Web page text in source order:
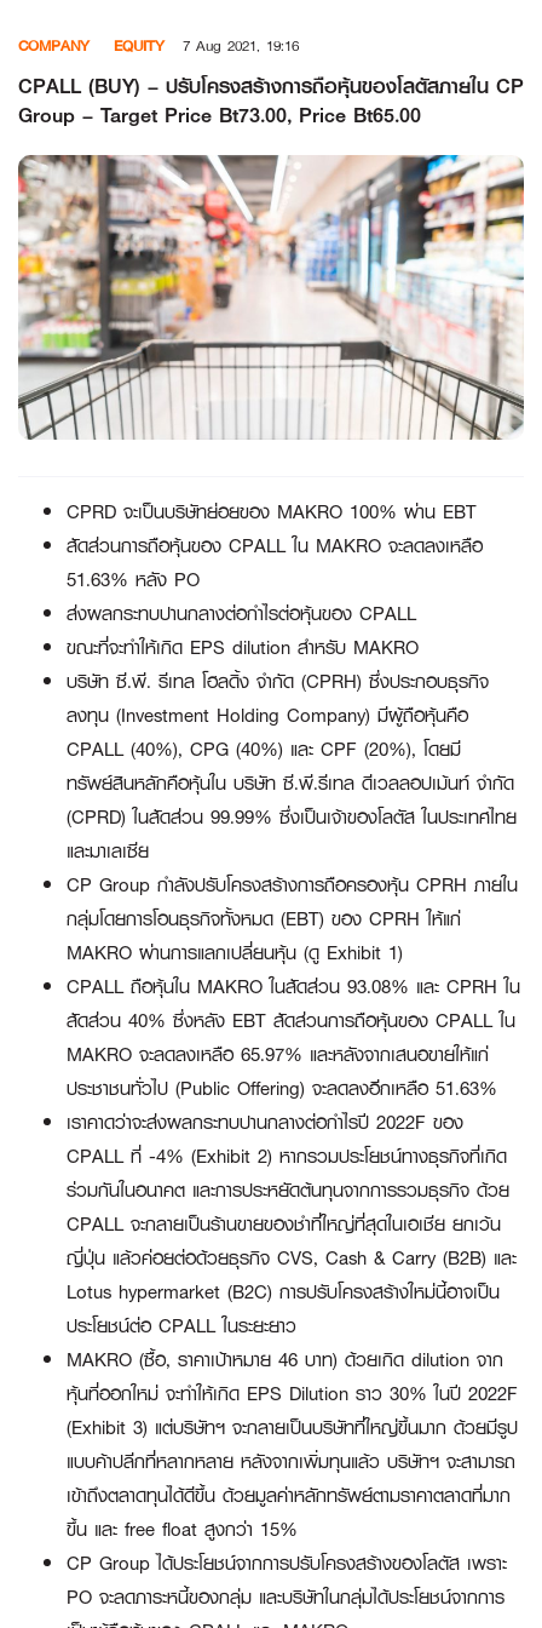
content
COMPANY EQUITY 7 Aug 2021, 19:16
CPALL (BUY) – ปรับโครงสร้างการถือหุ้นของโลตัสภายใน CP
Group – Target Price Bt73.00, Price Bt65.00
CPRD จะเป็นบริษัทย่อยของ MAKRO 100% ผ่าน EBT
สัดส่วนการถือหุ้นของ CPALL ใน MAKRO จะลดลงเหลือ
51.63% หลัง PO
ส่งผลกระทบปานกลางต่อกำไรต่อหุ้นของ CPALL
ขณะที่จะทำให้เกิด EPS dilution สำหรับ MAKRO
บริษัท ซี.พี. รีเทล โฮลดิ้ง จำกัด (CPRH) ซึ่งประกอบธุรกิจ
ลงทุน (Investment Holding Company) มีผู้ถือหุ้นคือ
CPALL (40%), CPG (40%) และ CPF (20%), โดยมี
ทรัพย์สินหลักคือหุ้นใน บริษัท ซี.พี.รีเทล ดีเวลลอปเม้นท์ จำกัด
(CPRD) ในสัดส่วน 99.99% ซึ่งเป็นเจ้าของโลตัส ในประเทศไทย
และมาเลเซีย
CP Group กำลังปรับโครงสร้างการถือครองหุ้น CPRH ภายใน
กลุ่มโดยการโอนธุรกิจทั้งหมด (EBT) ของ CPRH ให้แก่
MAKRO ผ่านการแลกเปลี่ยนหุ้น (ดู Exhibit 1)
CPALL ถือหุ้นใน MAKRO ในสัดส่วน 93.08% และ CPRH ใน
สัดส่วน 40% ซึ่งหลัง EBT สัดส่วนการถือหุ้นของ CPALL ใน
MAKRO จะลดลงเหลือ 65.97% และหลังจากเสนอขายให้แก่
ประชาชนทั่วไป (Public Offering) จะลดลงอีกเหลือ 51.63%
เราคาดว่าจะส่งผลกระทบปานกลางต่อกำไรปี 2022F ของ
CPALL ที่ -4% (Exhibit 2) หากรวมประโยชน์ทางธุรกิจที่เกิด
ร่วมกันในอนาคต และการประหยัดต้นทุนจากการรวมธุรกิจ ด้วย
CPALL จะกลายเป็นร้านขายของชำที่ใหญ่ที่สุดในเอเชีย ยกเว้น
ญี่ปุ่น แล้วค่อยต่อด้วยธุรกิจ CVS, Cash & Carry (B2B) และ
Lotus hypermarket (B2C) การปรับโครงสร้างใหม่นี้อาจเป็น
ประโยชน์ต่อ CPALL ในระยะยาว
MAKRO (ซื้อ, ราคาเป้าหมาย 46 บาท) ด้วยเกิด dilution จาก
หุ้นที่ออกใหม่ จะทำให้เกิด EPS Dilution ราว 30% ในปี 2022F
(Exhibit 3) แต่บริษัทฯ จะกลายเป็นบริษัทที่ใหญ่ขึ้นมาก ด้วยมีรูป
แบบค้าปลีกที่หลากหลาย หลังจากเพิ่มทุนแล้ว บริษัทฯ จะสามารถ
เข้าถึงตลาดทุนได้ดีขึ้น ด้วยมูลค่าหลักทรัพย์ตามราคาตลาดที่มาก
ขึ้น และ free float สูงกว่า 15%
CP Group ได้ประโยชน์จากการปรับโครงสร้างของโลตัส เพราะ
PO จะลดภาระหนี้ของกลุ่ม และบริษัทในกลุ่มได้ประโยชน์จากการ